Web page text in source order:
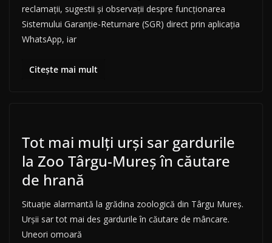
reclamaţii, sugestii şi observaţii despre funcţionarea
Sistemului Garanţie-Returnare (SGR) direct prin aplicaţia
WhatsApp, iar
Citește mai mult
Tot mai mulţi urşi sar gardurile
la Zoo Târgu-Mureș în căutare
de hrană
Situaţie alarmantă la grădina zoologică din Târgu Mureş.
Urşii sar tot mai des gardurile în căutare de mâncare.
Uneori omoară